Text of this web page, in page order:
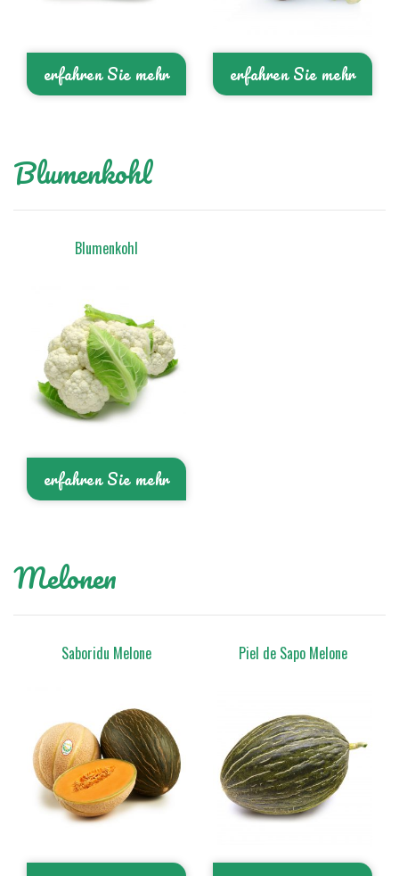
erfahren Sie mehr erfahren Sie mehr
Blumenkohl
Blumenkohl
erfahren Sie mehr
Melonen
Saboridu Melone Piel de Sapo Melone